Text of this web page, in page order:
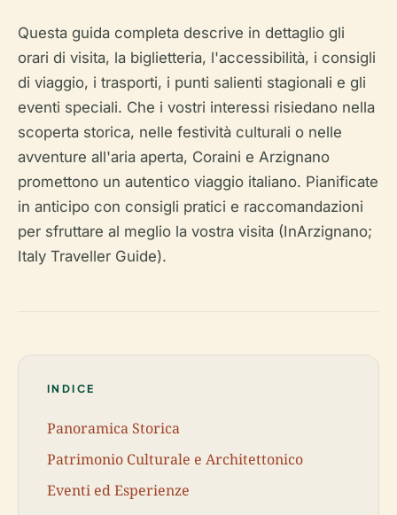
Questa guida completa descrive in dettaglio gli
orari di visita, la biglietteria, l'accessibilità, i consigli
di viaggio, i trasporti, i punti salienti stagionali e gli
eventi speciali. Che i vostri interessi risiedano nella
scoperta storica, nelle festività culturali o nelle
avventure all'aria aperta, Coraini e Arzignano
promettono un autentico viaggio italiano. Pianificate
in anticipo con consigli pratici e raccomandazioni
per sfruttare al meglio la vostra visita (InArzignano;
Italy Traveller Guide).
INDICE
Panoramica Storica
Patrimonio Culturale e Architettonico
Eventi ed Esperienze